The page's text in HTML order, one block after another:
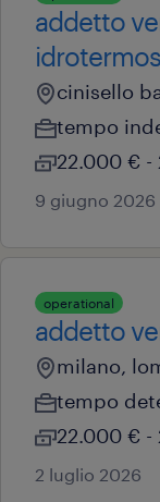
addetto
cinisello
tempo
22.000 € -
9 giugno 2026
operational
addetto
milano,
tempo
22.000 € -
2 luglio 2026